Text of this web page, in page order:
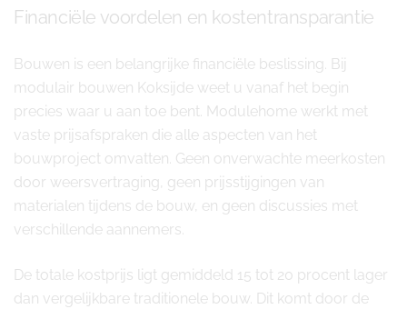
Financiële voordelen en kostentransparantie
Bouwen is een belangrijke financiële beslissing. Bij
modulair bouwen Koksijde weet u vanaf het begin
precies waar u aan toe bent. Modulehome werkt met
vaste prijsafspraken die alle aspecten van het
bouwproject omvatten. Geen onverwachte meerkosten
door weersvertraging, geen prijsstijgingen van
materialen tijdens de bouw, en geen discussies met
verschillende aannemers.
De totale kostprijs ligt gemiddeld 15 tot 20 procent lager
dan vergelijkbare traditionele bouw. Dit komt door de